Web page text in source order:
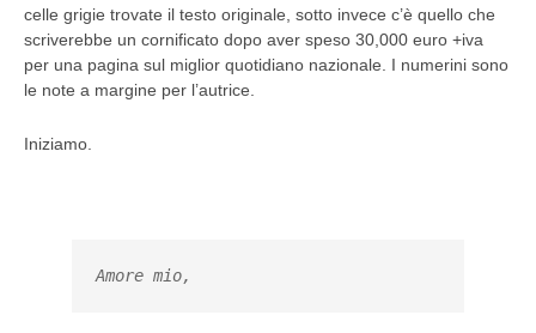
celle grigie trovate il testo originale, sotto invece c’è quello che
scriverebbe un cornificato dopo aver speso 30,000 euro +iva
per una pagina sul miglior quotidiano nazionale. I numerini sono
le note a margine per l’autrice.
Iniziamo.
Amore mio,